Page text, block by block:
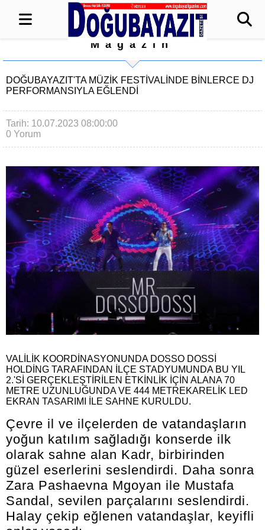
Magazin
DOĞUBAYAZIT'TA MÜZİK FESTİVALİNDE BİNLERCE DJ
PERFORMANSIYLA EĞLENDİ
Tarih: 10.07.2023 08:00:00
0 Yorum
VALİLİK KOORDİNASYONUNDA DOSSO DOSSİ
HOLDİNG TARAFINDAN İLÇE STADYUMUNDA BU YIL
2.'Sİ GERÇEKLEŞTİRİLEN ETKİNLİK İÇİN ALANA 70
METRE UZUNLUĞUNDA VE 444 METREKARELİK LED
EKRAN TASARIMI İLE SAHNE KURULDU.
Çevre il ve ilçelerden de vatandaşların
yoğun katılım sağladığı konserde ilk
olarak sahne alan Kadr, birbirinden
güzel eserlerini seslendirdi. Daha sonra
Zara Pashaevna Mgoyan ile Mustafa
Sandal, sevilen parçalarını seslendirdi.
Halay çekip eğlenen vatandaşlar, keyifli